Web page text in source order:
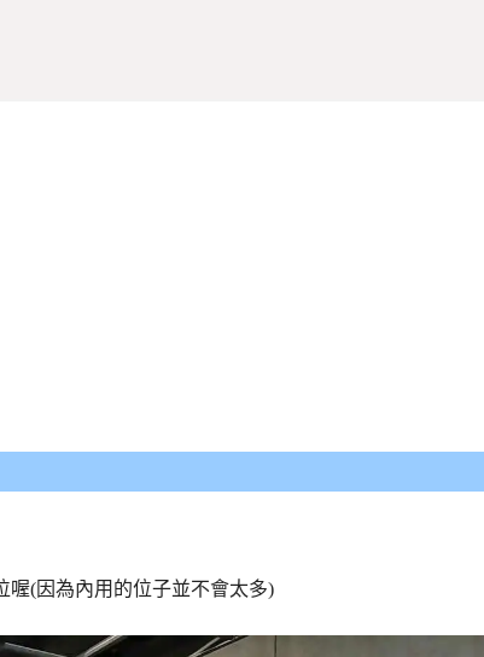
喔(因為內用的位子並不會太多)